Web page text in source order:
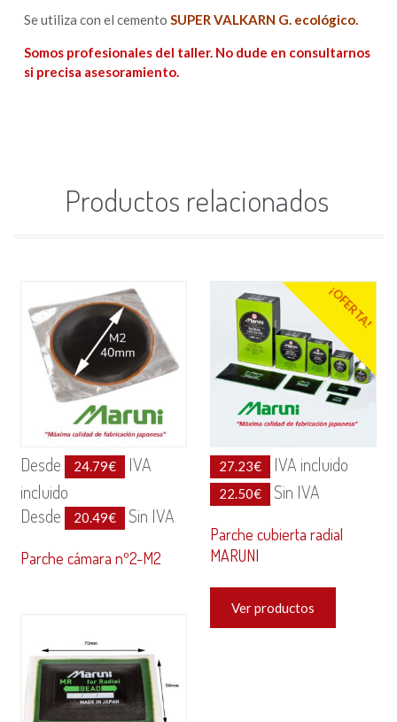
Se utiliza con el cemento SUPER VALKARN G. ecológico.
Somos profesionales del taller. No dude en consultarnos
si precisa asesoramiento.
Productos relacionados
Desde 24.79€
IVA
incluido
Desde
20.49€ Sin IVA
Parche cámara nº2-M2
¡OFERTA!
27.23€ IVA incluido
22.50€ Sin IVA
Parche cubierta radial
MARUNI
Ver productos